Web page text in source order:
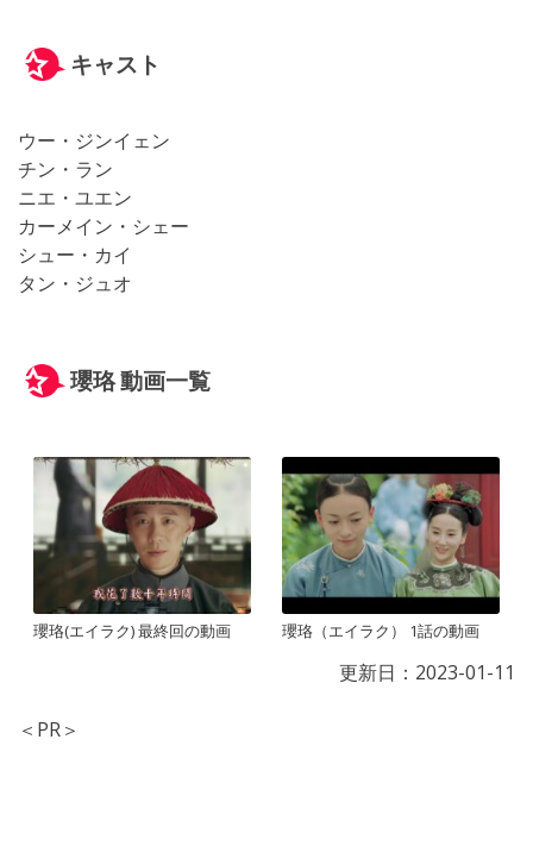
キャスト
ウー・ジンイェン
チン・ラン
ニエ・ユエン
カーメイン・シェー
シュー・カイ
タン・ジュオ
瓔珞 動画一覧
瓔珞(エイラク) 最終回の動画 瓔珞（エイラク） 1話の動画
更新日： 2023-01-11
＜PR＞